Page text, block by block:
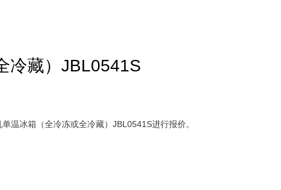
冷藏）JBL0541S
温冰箱（全冷冻或全冷藏）JBL0541S进行报价。